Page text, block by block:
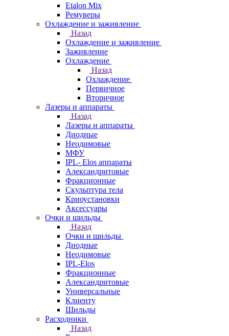
Etalon Mix
Ремуверы
Охлаждение и заживление
Назад
Охлаждение и заживление
Заживление
Охлаждение
Назад
Охлаждение
Первичное
Вторичное
Лазеры и аппараты
Назад
Лазеры и аппараты
Диодные
Неодимовые
МФУ
IPL- Elos аппараты
Александритовые
Фракционные
Скульптура тела
Криоустановки
Аксессуары
Очки и шильды
Назад
Очки и шильды
Диодные
Неодимовые
IPL-Elos
Фракционные
Александритовые
Универсальные
Клиенту
Шильды
Расходники
Назад